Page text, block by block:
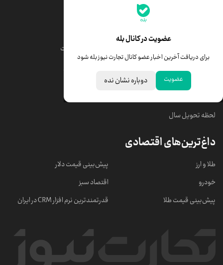
عضویت در کانال بله
برای دریافت آخرین اخبار عضو کانال تجارت نیوز بله شود
عضویت دوباره نشان نده
جدیدترین قیمت‌ها
قیمت درهم امارات
خبرهای مهم
لحظه تحویل سال
داغ‌ترین‌های اقتصادی
طلا و ارز
خودرو
پیش‌بینی قیمت طلا
پیش‌بینی قیمت دلار
اقتصاد سبز
قدرتمندترین نرم‌ افزار CRM در ایران